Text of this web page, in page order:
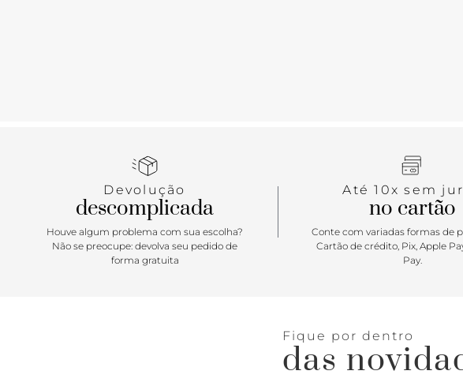
Devolução
descomplicada
Houve algum problema com sua escolha?
Não se preocupe: devolva seu pedido de
forma gratuita
Até 10x sem
no cartão
Conte com variadas formas de
Cartão de crédito, Pix, Apple
Pay.
Fique por dentro
das